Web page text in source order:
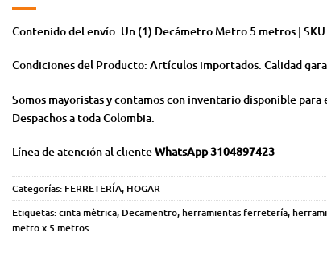
Contenido del envío: Un (1) Decámetro Metro 5 metros |
Condiciones del Producto: Artículos importados. Calidad
Somos mayoristas y contamos con inventario disponible para
Despachos a toda Colombia.
Línea de atención al clienteWhatsApp 3104897423
Categorías: FERRETERÍA, HOGAR
Etiquetas:cinta mètrica, Decamentro, herramientas ferretería,
metro x 5 metros